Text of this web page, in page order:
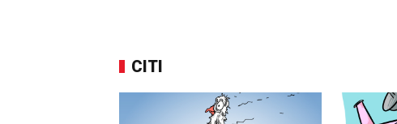
CITI